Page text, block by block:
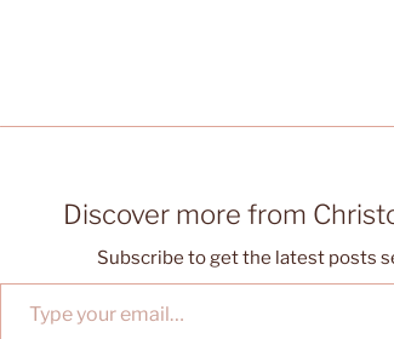
Discover more from
Subscribe to get the latest posts
Type your email…